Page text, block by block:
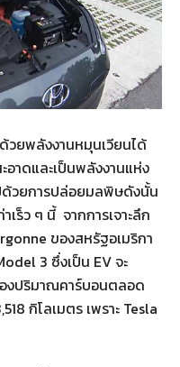
วยพลังงานหมุนเวียนได้
อาดและเป็นพลังงานแห่ง
ด้วยการปล่อยมลพิษดังนั้น
เร็ว ๆ นี้ จากการเจาะลึก
ของสหรัฐอเมริกา
3 ซึ่งเป็น EV จะ
งปริมาณคาร์บอนตลอด
กิโลเมตร เพราะ Tesla